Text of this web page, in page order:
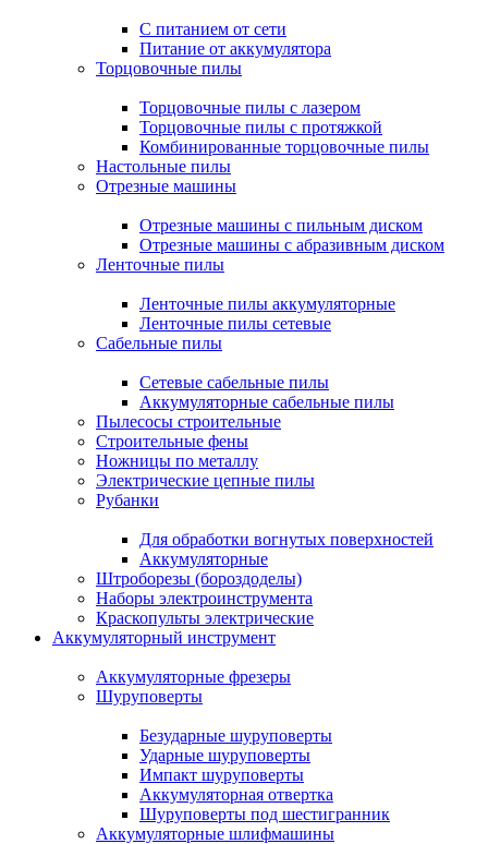
С питанием от сети
Питание от аккумулятора
Торцовочные пилы
Торцовочные пилы с лазером
Торцовочные пилы с протяжкой
Комбинированные торцовочные пилы
Настольные пилы
Отрезные машины
Отрезные машины с пильным диском
Отрезные машины с абразивным диском
Ленточные пилы
Ленточные пилы аккумуляторные
Ленточные пилы сетевые
Сабельные пилы
Сетевые сабельные пилы
Аккумуляторные сабельные пилы
Пылесосы строительные
Строительные фены
Ножницы по металлу
Электрические цепные пилы
Рубанки
Для обработки вогнутых поверхностей
Аккумуляторные
Штроборезы (бороздоделы)
Наборы электроинструмента
Краскопульты электрические
Аккумуляторный инструмент
Аккумуляторные фрезеры
Шуруповерты
Безударные шуруповерты
Ударные шуруповерты
Импакт шуруповерты
Аккумуляторная отвертка
Шуруповерты под шестигранник
Аккумуляторные шлифмашины